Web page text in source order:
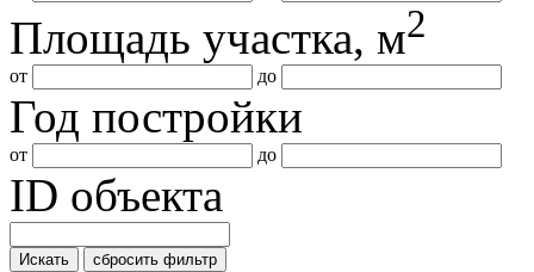
Площадь участка, м2
от до
Год постройки
от до
ID объекта
Искать сбросить фильтр